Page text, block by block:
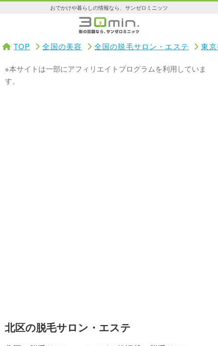
おでかけや暮らしの情報なら、サンゼロミニッツ
TOP 全国の美容 全国の脱毛サロン・エステ 東
※本サイトは一部にアフィリエイトプログラムを利用していま
す。
北区の脱毛サロン・エステ